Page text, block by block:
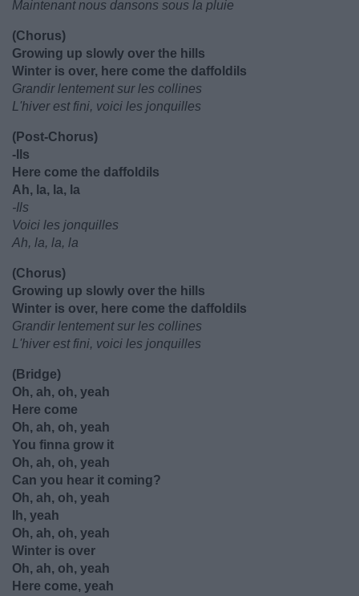
Maintenant nous dansons sous la pluie
(Chorus)
Growing up slowly over the hills
Winter is over, here come the daffoldils
Grandir lentement sur les collines
L'hiver est fini, voici les jonquilles
(Post-Chorus)
-Ils
Here come the daffoldils
Ah, la, la, la
-Ils
Voici les jonquilles
Ah, la, la, la
(Chorus)
Growing up slowly over the hills
Winter is over, here come the daffoldils
Grandir lentement sur les collines
L'hiver est fini, voici les jonquilles
(Bridge)
Oh, ah, oh, yeah
Here come
Oh, ah, oh, yeah
You finna grow it
Oh, ah, oh, yeah
Can you hear it coming?
Oh, ah, oh, yeah
Ih, yeah
Oh, ah, oh, yeah
Winter is over
Oh, ah, oh, yeah
Here come, yeah